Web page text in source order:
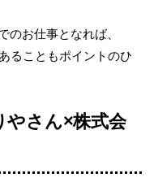
のお仕事となれば、
ることもポイントのひ
やさん×株式会